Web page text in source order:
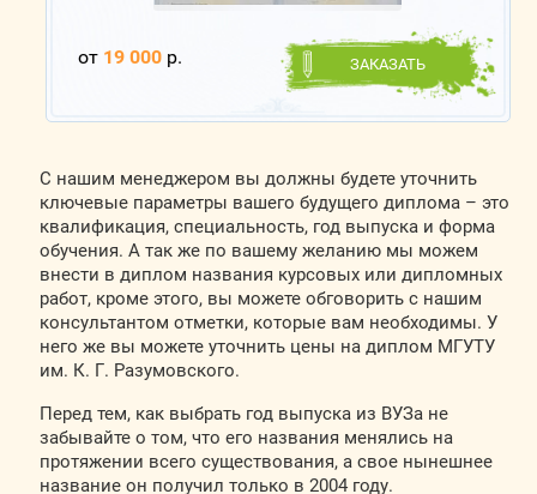
от 19 000р. ЗАКАЗАТЬ
С нашим менеджером вы должны будете уточнить
ключевые параметры вашего будущего диплома – это
квалификация, специальность, год выпуска и форма
обучения. А так же по вашему желанию мы можем
внести в диплом названия курсовых или дипломных
работ, кроме этого, вы можете обговорить с нашим
консультантом отметки, которые вам необходимы. У
него же вы можете уточнить цены на диплом МГУТУ
им. К. Г. Разумовского.
Перед тем, как выбрать год выпуска из ВУЗа не
забывайте о том, что его названия менялись на
протяжении всего существования, а свое нынешнее
название он получил только в 2004 году.